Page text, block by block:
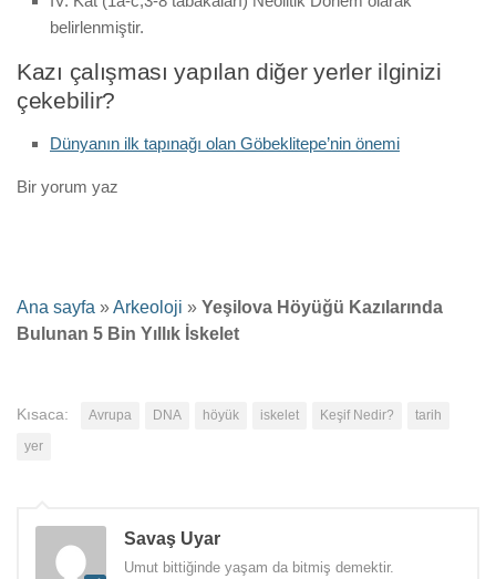
belirlenmiştir.
Kazı çalışması yapılan diğer yerler ilginizi
çekebilir?
Dünyanın ilk tapınağı olan Göbeklitepe’nin önemi
Bir yorum yaz
Ana sayfa »Arkeoloji » Yeşilova Höyüğü Kazılarında
Bulunan 5 Bin Yıllık İskelet
Kısaca: Avrupa DNA höyük iskelet Keşif Nedir?
tarih
yer
Savaş Uyar
Umut bittiğinde yaşam da bitmiş demektir.